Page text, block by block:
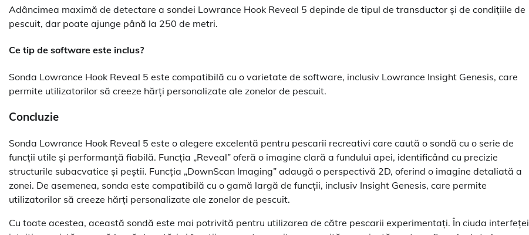
Adâncimea maximă de detectare a sondei Lowrance Hook Reveal 5 depinde de tipul de transductor și de condițiile de
pescuit, dar poate ajunge până la 250 de metri.
Ce tip de software este inclus?
Sonda Lowrance Hook Reveal 5 este compatibilă cu o varietate de software, inclusiv Lowrance Insight Genesis, care
permite utilizatorilor să creeze hărți personalizate ale zonelor de pescuit.
Concluzie
Sonda Lowrance Hook Reveal 5 este o alegere excelentă pentru pescarii recreativi care caută o sondă cu o serie de
funcții utile și performanță fiabilă. Funcția „Reveal” oferă o imagine clară a fundului apei, identificând cu precizie
structurile subacvatice și peștii. Funcția „DownScan Imaging” adaugă o perspectivă 2D, oferind o imagine detaliată a
zonei. De asemenea, sonda este compatibilă cu o gamă largă de funcții, inclusiv Insight Genesis, care permite
utilizatorilor să creeze hărți personalizate ale zonelor de pescuit.
Cu toate acestea, această sondă este mai potrivită pentru utilizarea de către pescarii experimentați. În ciuda interfeței